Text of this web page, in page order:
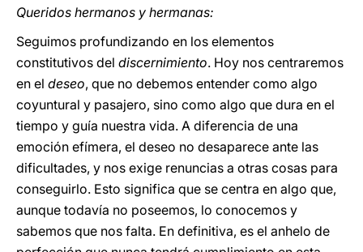
Queridos hermanos y hermanas:
Seguimos profundizando en los elementos
constitutivos del discernimiento. Hoy nos centraremos
en el deseo, que no debemos entender como algo
coyuntural y pasajero, sino como algo que dura en el
tiempo y guía nuestra vida. A diferencia de una
emoción efímera, el deseo no desaparece ante las
dificultades, y nos exige renuncias a otras cosas para
conseguirlo. Esto significa que se centra en algo que,
aunque todavía no poseemos, lo conocemos y
sabemos que nos falta. En definitiva, es el anhelo de